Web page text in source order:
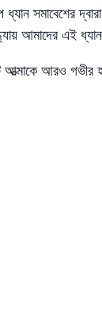
সমাবেশের
আমাদের এই
আত্মাকে আরও